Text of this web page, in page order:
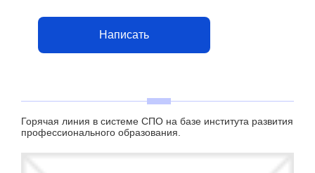
Написать
Горячая линия в системе СПО на базе института развития
профессионального образования.